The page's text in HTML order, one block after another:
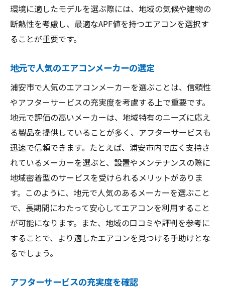
環境に適したモデルを選ぶ際には、地域の気候や建物の
断熱性を考慮し、最適なAPF値を持つエアコンを選択す
ることが重要です。
地元で人気のエアコンメーカーの選定
浦安市で人気のエアコンメーカーを選ぶことは、信頼性
やアフターサービスの充実度を考慮する上で重要です。
地元で評価の高いメーカーは、地域特有のニーズに応え
る製品を提供していることが多く、アフターサービスも
迅速で信頼できます。たとえば、浦安市内で広く支持さ
れているメーカーを選ぶと、設置やメンテナンスの際に
地域密着型のサービスを受けられるメリットがありま
す。このように、地元で人気のあるメーカーを選ぶこと
で、長期間にわたって安心してエアコンを利用すること
が可能になります。また、地域の口コミや評判を参考に
することで、より適したエアコンを見つける手助けとな
るでしょう。
アフターサービスの充実度を確認